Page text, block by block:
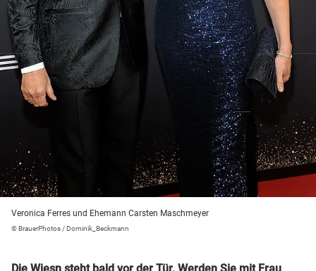
Veronica Ferres und Ehemann Carsten Maschmeyer
© BrauerPhotos / Dominik_Beckmann